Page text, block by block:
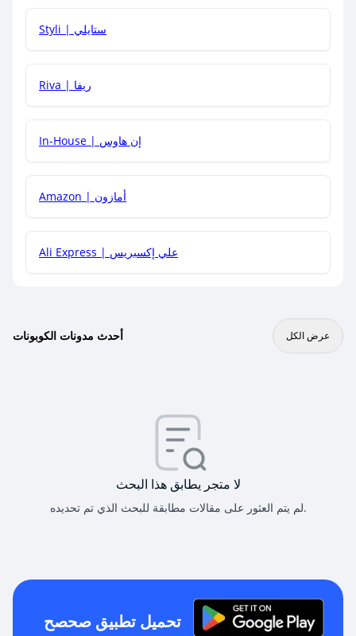
هل يمكنني جمع كود خصم مع العروض الأخرى؟
Styli | ستايلي
Riva | ريفا
In-House | إن هاوس
Amazon | أمازون
Ali Express | علي إكسبريس
أحدث مدونات الكوبونات عرض الكل
لا متجر يطابق هذا البحث
لم يتم العثور على مقالات مطابقة للبحث الذي تم تحديده.
تحميل تطبيق صحصح